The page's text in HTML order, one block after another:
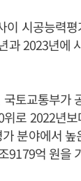
이 시공능력
과 2023년에
토교통부가
로 2022년
분야에서
9179억 원을